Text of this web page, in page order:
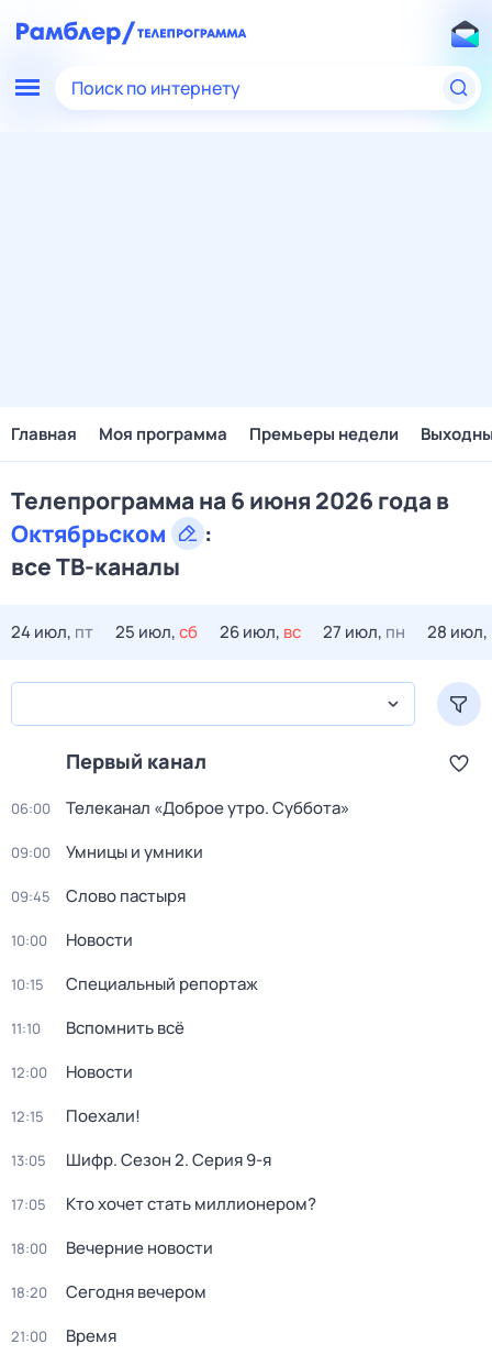
Поиск по интернету
Главная Моя программа Премьеры недели
Телепрограмма на 6 июня 2026 года в
Октябрьском
:
все ТВ-каналы
24 июл, пт 25 июл,сб 26 июл, вс 27 июл, пн 28 июл,
Первый канал
06:00 Телеканал «Доброе утро. Суббота»
09:00 Умницы и умники
09:45 Слово пастыря
10:00 Новости
10:15 Специальный репортаж
11:10 Вспомнить всё
12:00 Новости
12:15 Поехали!
13:05 Шифр. Сезон 2. Серия 9-я
17:05 Кто хочет стать миллионером?
18:00 Вечерние новости
18:20 Сегодня вечером
21:00 Время